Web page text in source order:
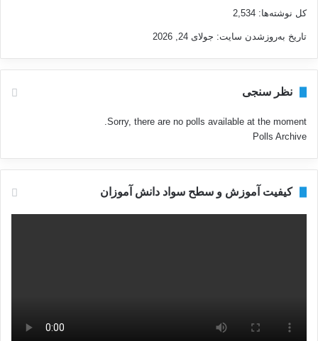
کل نوشته‌ها: 2,534
تاریخ به‌روزشدن سایت: جولای 24, 2026
نظر سنجی
Sorry, there are no polls available at the moment.
Polls Archive
کیفیت آموزش و سطح سواد دانش آموزان